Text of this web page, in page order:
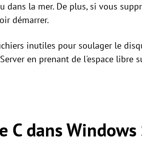
la mer. De plus, si vous
démarrer.
inutiles pour soulager le
en prenant de l'espace libre
C dans